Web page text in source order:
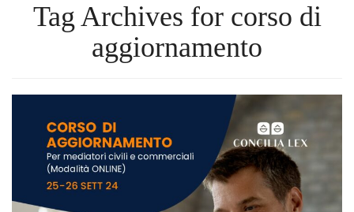
Tag Archives for corso di
aggiornamento